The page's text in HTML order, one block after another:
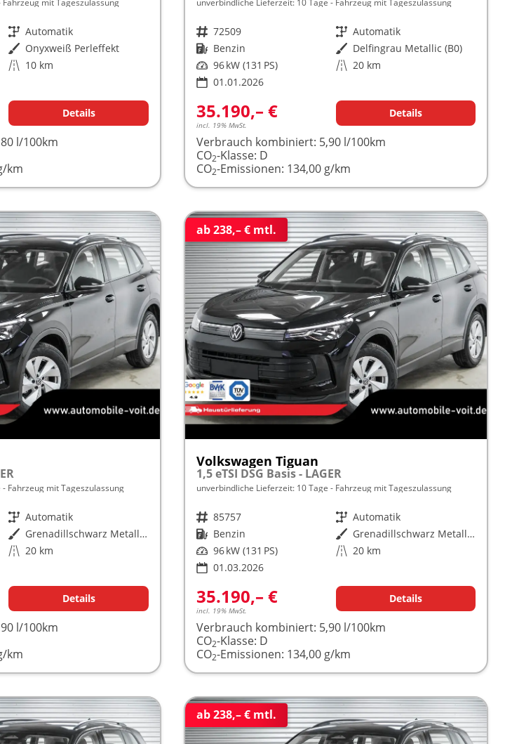
Fahrzeug mit Tageszulassung
Getriebe Automatik
Außenfarbe Onyxweiß Perleffekt
Kilometerstand 10 km
Details
l/100km
km
unverbindliche Lieferzeit: 10 Tage Fahrzeug mit Tageszulassung
Fahrzeugnr. 72509 Getriebe Automatik
Kraftstoff Benzin Außenfarbe Delfingrau Metallic (B0)
Leistung 96 kW (131 PS) Kilometerstand 20 km
01.01.2026
35.190,– €
incl. 19% MwSt.
Details
Verbrauch kombiniert: 5,90 l/100km
CO2-Klasse: D
CO2-Emissionen: 134,00 g/km
Fahrzeug mit Tageszulassung
Getriebe Automatik
Außenfarbe
Grenadillschwarz Metallic (0E)
Kilometerstand 20 km
Details
l/100km
km
ab 238,– € mtl.
Volkswagen Tiguan
1,5 eTSI DSG Basis - LAGER
unverbindliche Lieferzeit: 10 Tage Fahrzeug mit Tageszulassung
Fahrzeugnr. 85757 Getriebe Automatik
Kraftstoff Benzin Außenfarbe
Grenadillschwarz Metallic (0E)
Leistung 96 kW (131 PS) Kilometerstand 20 km
01.03.2026
35.190,– €
incl. 19% MwSt.
Details
Verbrauch kombiniert: 5,90 l/100km
CO2-Klasse: D
CO2-Emissionen: 134,00 g/km
ab 238,– € mtl.